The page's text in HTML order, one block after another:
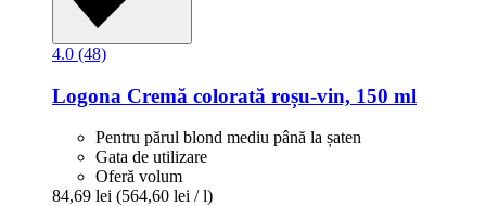
4.0 (48)
Logona Cremă colorată roșu-​vin, 150 ml
Pentru părul blond mediu până la șaten
Gata de utilizare
Oferă volum
84,69 lei (564,60 lei / l)